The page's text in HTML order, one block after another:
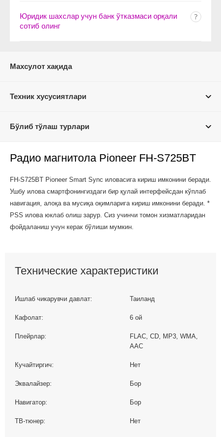
Юридик шахслар учун банк ўтказмаси орқали
сотиб олинг
Махсулот хақида
Техник хусусиятлари
Бўлиб тўлаш турлари
Радио магнитола Pioneer FH-S725BT
FH-S725BT Pioneer Smart Sync иловасига кириш имконини беради.
Ушбу илова смартфонингиздаги бир қулай интерфейсдан кўплаб
навигация, алоқа ва мусиқа оқимларига кириш имконини беради. *
PSS илова юклаб олиш зарур. Сиз учинчи томон хизматларидан
фойдаланиш учун керак бўлиши мумкин.
Технические характеристики
Ишлаб чикарувчи давлат: Таиланд
Кафолат: 6 ой
Плейрлар:
FLAC, CD, MP3, WMA,
AAC
Кучайтиргич: Нет
Эквалайзер: Бор
Навигатор: Бор
ТВ-тюнер: Нет